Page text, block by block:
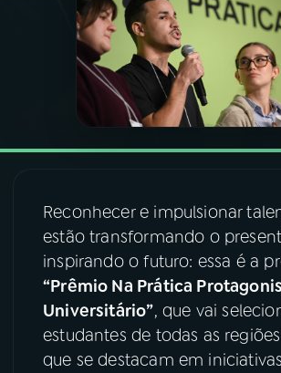
PROGRAMAS
PODCASTS
VIDEOCASTS
08FESTIVAL DE MÚSICA
ACOMPANHE A RÁDIO NACIONAL
YouTube Facebook
Reconhecer e impulsionar
estão transformando o
inspirando o futuro: essa é a
“Prêmio Na Prática
Universitário”, que vai
estudantes de todas as
que se destacam em